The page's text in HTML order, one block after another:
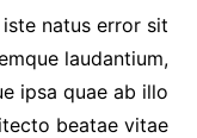
natus error sit
laudantium,
ipsa quae ab illo
beatae vitae